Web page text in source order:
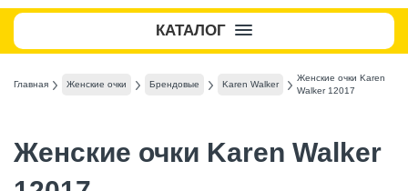
КАТАЛОГ
Главная Женские очки Брендовые Karen Walker
Женские очки Karen
Walker 12017
Женские очки Karen Walker